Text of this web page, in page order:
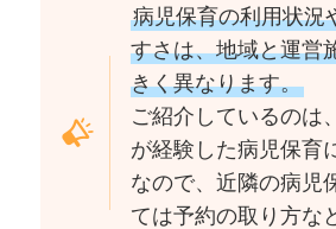
病児保育の利用状況
すさは、地域と運営
きく異なります。
ご紹介しているのは
が経験した病児保育
なので、近隣の病児
ては予約の取り方な